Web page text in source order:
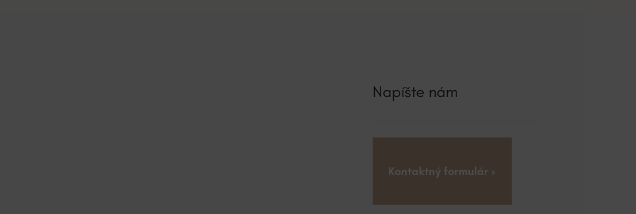
Napíšte nám
Kontaktný formulár ›